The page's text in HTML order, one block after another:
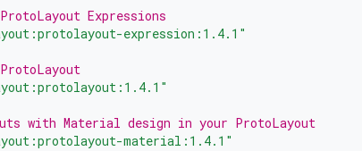
Expressions
expression:1.4.1"
with Material design in your ProtoLayout
material:1.4.1"